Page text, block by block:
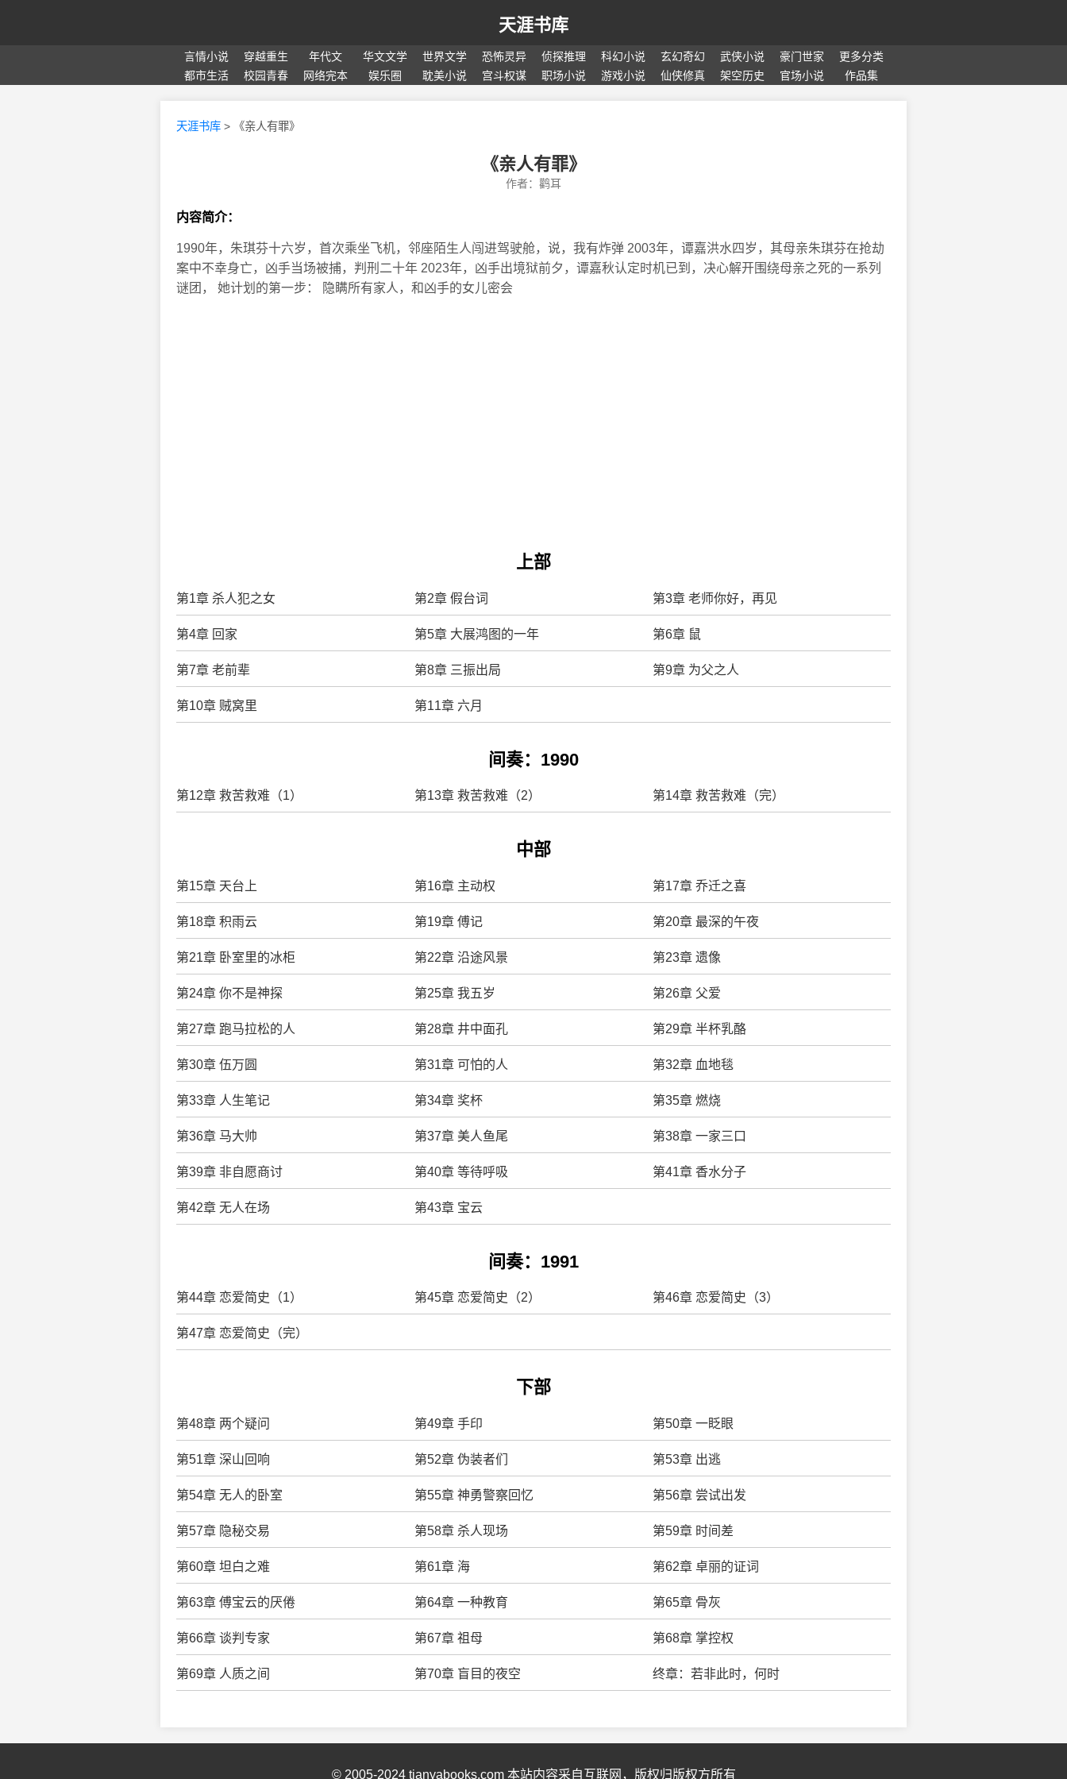
天涯书库
言情小说 穿越重生 年代文 华文文学 世界文学 恐怖灵异 侦探推理 科幻小说 玄幻奇幻 武侠小说 豪门世家
更多分类
都市生活
校园青春 网络完本 娱乐圈 耽美小说 宫斗权谋 职场小说 游戏小说 仙侠修真 架空历史 官场小说 作品集
天涯书库 > 《亲人有罪》
《亲人有罪》
作者：鹳耳
内容简介：
1990年，朱琪芬十六岁，首次乘坐飞机，邻座陌生人闯进驾驶舱，说，我有炸弹 2003年，谭嘉洪水四岁，其母亲朱琪芬在抢劫
案中不幸身亡，凶手当场被捕，判刑二十年 2023年，凶手出境狱前夕，谭嘉秋认定时机已到，决心解开围绕母亲之死的一系列
谜团， 她计划的第一步： 隐瞒所有家人，和凶手的女儿密会
上部
第1章 杀人犯之女 第2章 假台词 第3章 老师你好，再见
第4章 回家 第5章 大展鸿图的一年 第6章 鼠
第7章 老前辈 第8章 三振出局 第9章 为父之人
第10章 贼窝里 第11章 六月
间奏：1990
第12章 救苦救难（1） 第13章 救苦救难（2） 第14章 救苦救难（完）
中部
第15章 天台上 第16章 主动权 第17章 乔迁之喜
第18章 积雨云 第19章 傅记 第20章 最深的午夜
第21章 卧室里的冰柜 第22章 沿途风景 第23章 遗像
第24章 你不是神探 第25章 我五岁 第26章 父爱
第27章 跑马拉松的人 第28章 井中面孔 第29章 半杯乳酪
第30章 伍万圆 第31章 可怕的人 第32章 血地毯
第33章 人生笔记 第34章 奖杯 第35章 燃烧
第36章 马大帅 第37章 美人鱼尾 第38章 一家三口
第39章 非自愿商讨 第40章 等待呼吸 第41章 香水分子
第42章 无人在场 第43章 宝云
间奏：1991
第44章 恋爱简史（1） 第45章 恋爱简史（2） 第46章 恋爱简史（3）
第47章 恋爱简史（完）
下部
第48章 两个疑问 第49章 手印 第50章 一眨眼
第51章 深山回响 第52章 伪装者们 第53章 出逃
第54章 无人的卧室 第55章 神勇警察回忆 第56章 尝试出发
第57章 隐秘交易 第58章 杀人现场 第59章 时间差
第60章 坦白之难 第61章 海 第62章 卓丽的证词
第63章 傅宝云的厌倦 第64章 一种教育 第65章 骨灰
第66章 谈判专家 第67章 祖母 第68章 掌控权
第69章 人质之间 第70章 盲目的夜空 终章：若非此时，何时
© 2005-2024 tianyabooks.com 本站内容采自互联网，版权归版权方所有